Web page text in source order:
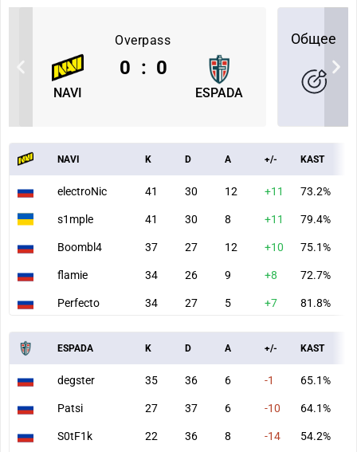
Overpass
NAVI ESPADA
0 : 0
Общее
NAVI K D A +/- KAST
electroNic 41 30 12 +11 73.2%
s1mple 41 30 8 +11 79.4%
Boombl4 37 27 12 +10 75.1%
flamie 34 26 9 +8 72.7%
Perfecto 34 27 5 +7 81.8%
ESPADA K D A +/- KAST
degster 35 36 6 -1 65.1%
Patsi 27 37 6 -10 64.1%
S0tF1k 22 36 8 -14 54.2%